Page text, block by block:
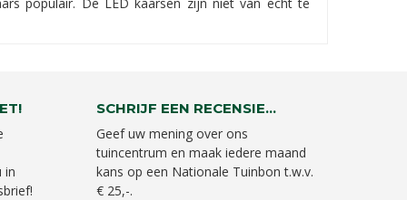
in
SCHRIJF EEN RECENSIE...
Geef uw mening over ons
tuincentrum en maak iedere maand
kans op een Nationale Tuinbon t.w.v.
€ 25,-.